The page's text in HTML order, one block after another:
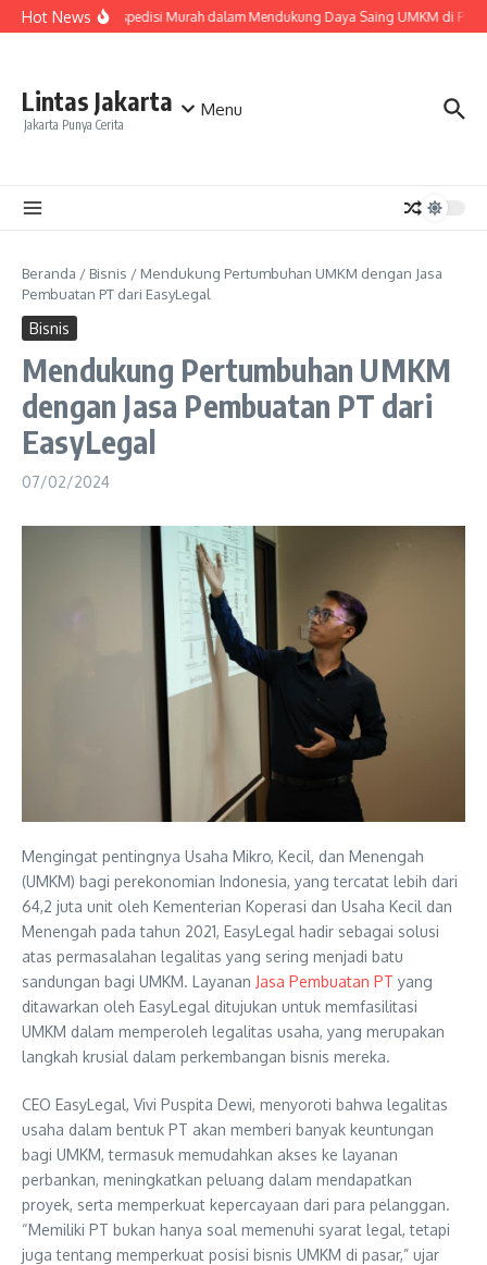
Lewati ke konten
Hot NewsPeran Ekspedisi Murah dalam Mendukung Daya Saing UMKM di
Lintas Jakarta
Jakarta Punya Cerita
Menu
Beranda / Bisnis / Mendukung Pertumbuhan UMKM dengan Jasa
Pembuatan PT dari EasyLegal
Bisnis
Mendukung Pertumbuhan UMKM
dengan Jasa Pembuatan PT dari
EasyLegal
07/02/2024
Mengingat pentingnya Usaha Mikro, Kecil, dan Menengah
(UMKM) bagi perekonomian Indonesia, yang tercatat lebih dari
64,2 juta unit oleh Kementerian Koperasi dan Usaha Kecil dan
Menengah pada tahun 2021, EasyLegal hadir sebagai solusi
atas permasalahan legalitas yang sering menjadi batu
sandungan bagi UMKM. Layanan Jasa Pembuatan PT yang
ditawarkan oleh EasyLegal ditujukan untuk memfasilitasi
UMKM dalam memperoleh legalitas usaha, yang merupakan
langkah krusial dalam perkembangan bisnis mereka.
CEO EasyLegal, Vivi Puspita Dewi, menyoroti bahwa legalitas
usaha dalam bentuk PT akan memberi banyak keuntungan
bagi UMKM, termasuk memudahkan akses ke layanan
perbankan, meningkatkan peluang dalam mendapatkan
proyek, serta memperkuat kepercayaan dari para pelanggan.
“Memiliki PT bukan hanya soal memenuhi syarat legal, tetapi
juga tentang memperkuat posisi bisnis UMKM di pasar,” ujar